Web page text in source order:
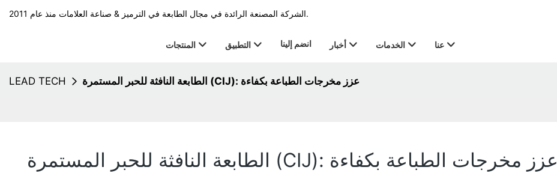
الشركة المصنعة الرائدة في مجال الطابعة في الترميز & صناعة العلامات منذ عام 2011.
المنتجات التطبيق انضم إلينا أخبار الخدمات عنا
LEAD TECH الطابعة النافثة للحبر المستمرة (CIJ): عزز مخرجات الطباعة بكفاءة
الطابعة النافثة للحبر المستمرة (CIJ): عزز مخرجات الطباعة بكفاءة